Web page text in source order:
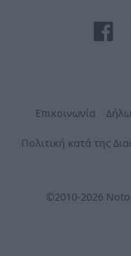
Επικοινωνία
Πολιτική κατά της
©2010-2026